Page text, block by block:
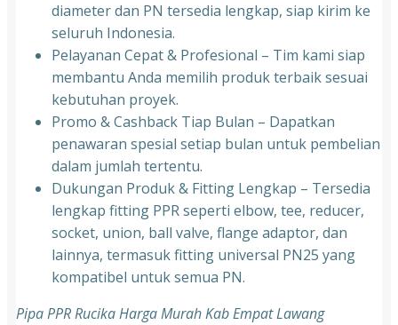
diameter dan PN tersedia lengkap, siap kirim ke
seluruh Indonesia.
⁠Pelayanan Cepat & Profesional – Tim kami siap
membantu Anda memilih produk terbaik sesuai
kebutuhan proyek.
⁠Promo & Cashback Tiap Bulan – Dapatkan
penawaran spesial setiap bulan untuk pembelian
dalam jumlah tertentu.
⁠Dukungan Produk & Fitting Lengkap – Tersedia
lengkap fitting PPR seperti elbow, tee, reducer,
socket, union, ball valve, flange adaptor, dan
lainnya, termasuk fitting universal PN25 yang
kompatibel untuk semua PN.
Pipa PPR Rucika Harga Murah Kab Empat Lawang